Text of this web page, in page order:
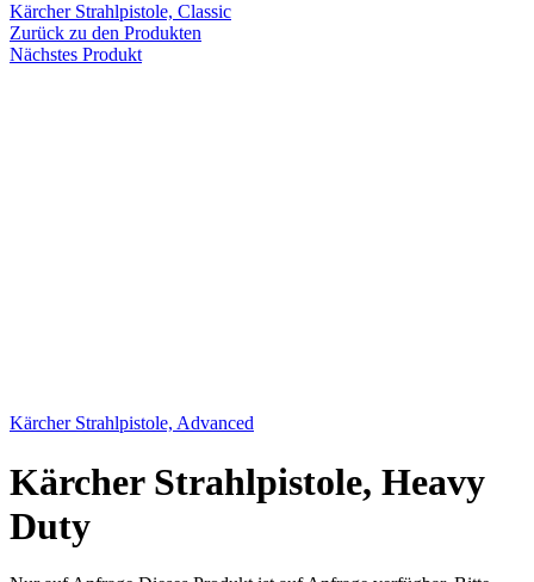
Kärcher Strahlpistole, Classic
Zurück zu den Produkten
Nächstes Produkt
Kärcher Strahlpistole, Advanced
Kärcher Strahlpistole, Heavy
Duty